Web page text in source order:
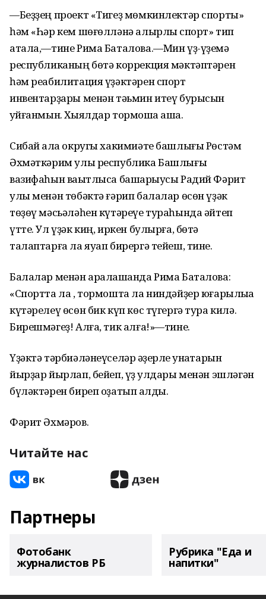
—Беҙҙең проект «Тигеҙ мөмкинлектәр спорты»
һәм «Һәр кем шөғөлләнә алырлыҡ спорт» тип
атала,—тине Рима Баталова.—Мин үҙ-үҙемә
республиканың бөтә коррекция мәктәптәрен
һәм реабилитация үҙәктәрен спорт
инвентарҙары менән тәьмин итеү бурысын
ҡуйғанмын. Хыялдар тормошҡа аша.
Сибай ҡала округы хакимиәте башлығы Рөстәм
Әхмәткәрим улы республика Башлығы
вазифаһын ваҡытлыса башҡарыусы Радий Фәрит
улы менән төбәктә ғәрип балалар өсөн үҙәк
төҙөү мәсьәләһен күтәреүе тураһында әйтеп
үтте. Ул үҙәк киң, иркен булырға, бөтә
талаптарға ла яуап бирергә тейеш, тине.
Балалар менән аралашҡанда Рима Баталова:
«Спортта ла , тормошта ла ниндәйҙер юғарылыҡҡа
күтәрелеү өсөн бик күп көс түгергә тура килә.
Бирешмәгеҙ! Алға, тик алға!»—тине.
Үҙәктә тәрбиәләнеүселәр ҡәҙерле ҡунаҡтарын
йырҙар йырлап, бейеп, үҙ ҡулдары менән эшләгән
бүләктәрен биреп оҙатып ҡалды.
Фәрит Әхмәров.
Читайте нас
Партнеры
Фотобанк
журналистов РБ
Рубрика "Еда и
напитки"